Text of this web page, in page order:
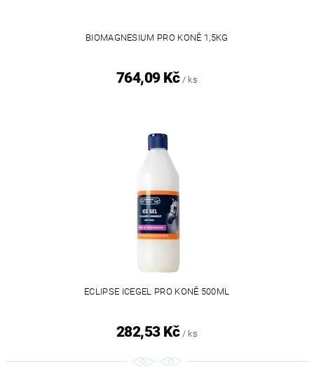
BIOMAGNESIUM PRO KONĚ 1,5KG
764,09 Kč / ks
ECLIPSE ICEGEL PRO KONĚ 500ML
282,53 Kč / ks